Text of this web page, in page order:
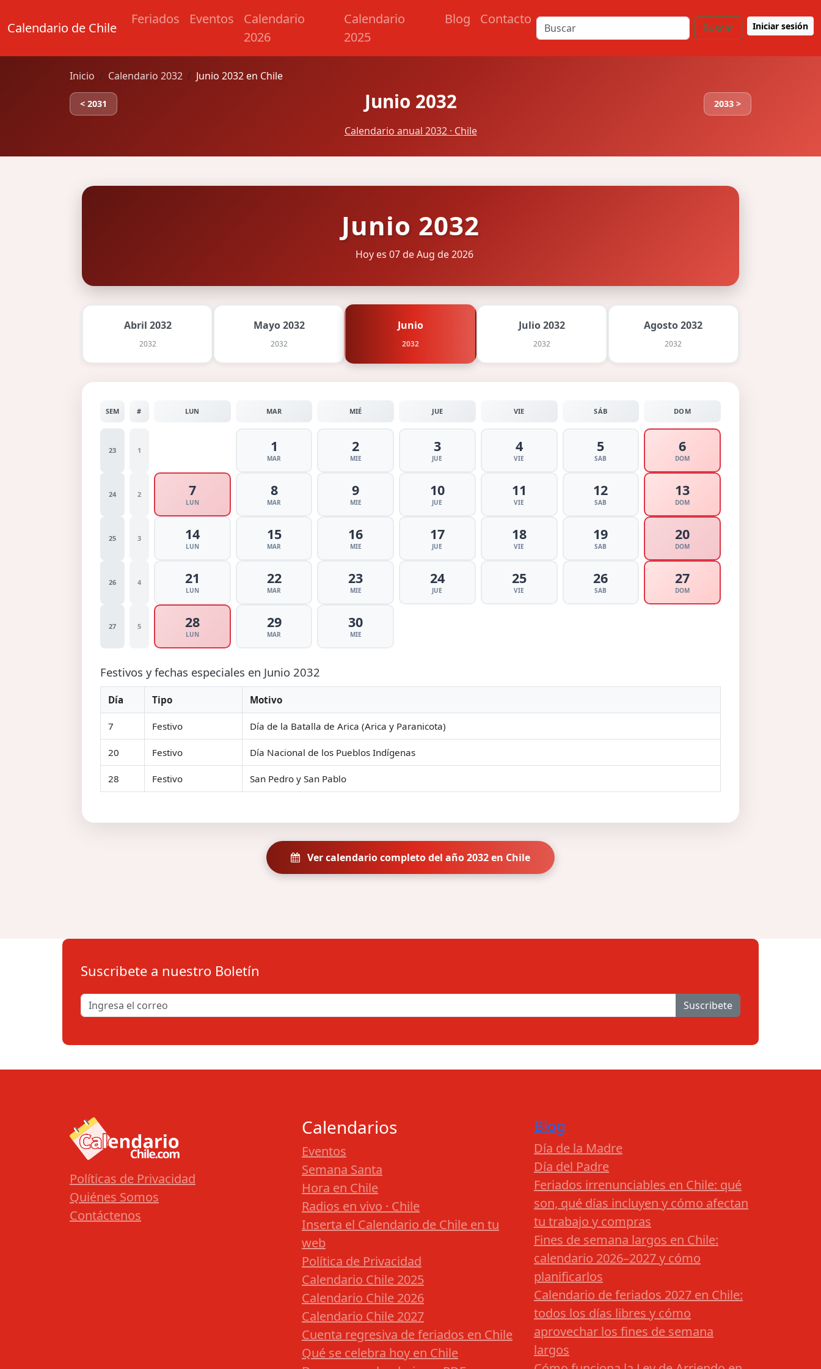
Calendario de Chile
Feriados Eventos
Calendario
2026
Calendario
2025
Blog Contacto
Buscar Iniciar sesión
Inicio Calendario 2032 Junio 2032 en Chile
< 2031 Junio 2032 2033 >
Calendario anual 2032 · Chile
Junio 2032
Hoy es 07 de Aug de 2026
Abril 2032
2032
Mayo 2032
2032
Junio
2032
Julio 2032
2032
Agosto 2032
2032
SEM # LUN MAR MIÉ JUE VIE SÁB DOM
23 1 1
MAR
2
MIE
3
JUE
4
VIE
5
SAB
6
DOM
24 2 7
LUN
8
MAR
9
MIE
10
JUE
11
VIE
12
SAB
13
DOM
25 3 14
LUN
15
MAR
16
MIE
17
JUE
18
VIE
19
SAB
20
DOM
26 4 21
LUN
22
MAR
23
MIE
24
JUE
25
VIE
26
SAB
27
DOM
27 5 28
LUN
29
MAR
30
MIE
Festivos y fechas especiales en Junio 2032
Día Tipo Motivo
7 Festivo Día de la Batalla de Arica (Arica y Paranicota)
20 Festivo Día Nacional de los Pueblos Indígenas
28 Festivo San Pedro y San Pablo
Ver calendario completo del año 2032 en Chile
Suscribete a nuestro Boletín
Suscribete
Políticas de Privacidad
Quiénes Somos
Contáctenos
Calendarios
Eventos
Semana Santa
Hora en Chile
Radios en vivo · Chile
Inserta el Calendario de Chile en tu
web
Política de Privacidad
Calendario Chile 2025
Calendario Chile 2026
Calendario Chile 2027
Cuenta regresiva de feriados en Chile
Qué se celebra hoy en Chile
Blog
Día de la Madre
Día del Padre
Feriados irrenunciables en Chile: qué
son, qué días incluyen y cómo afectan
tu trabajo y compras
Fines de semana largos en Chile:
calendario 2026–2027 y cómo
planificarlos
Calendario de feriados 2027 en Chile:
todos los días libres y cómo
aprovechar los fines de semana
largos